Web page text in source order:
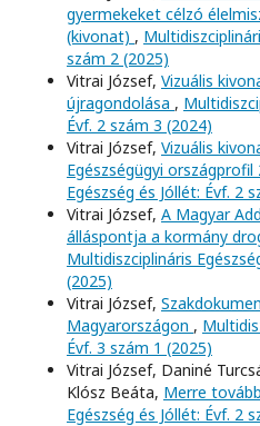
gyermekeket célzó
(kivonat) ,
szám 2 (2025)
Vitrai József, Vizuális
újragondolása ,
Évf. 2 szám 3 (2024)
Vitrai József, Vizuális
Egészségügyi országprofil
Egészség és Jóllét: Évf. 2
Vitrai József, A Magyar
álláspontja a kormány
Multidiszciplináris
(2025)
Vitrai József,
Magyarországon ,
Évf. 3 szám 1 (2025)
Vitrai József, Daniné
Klósz Beáta, Merre
Egészség és Jóllét: Évf. 2